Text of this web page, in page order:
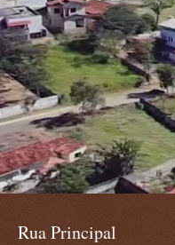
Rua Principal